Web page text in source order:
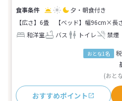
夕・朝食付き
【広さ】6畳
【ベッド】幅96cm×長
和洋室
バス トイレ 禁煙
おとな1名
(おと
おすすめポイント